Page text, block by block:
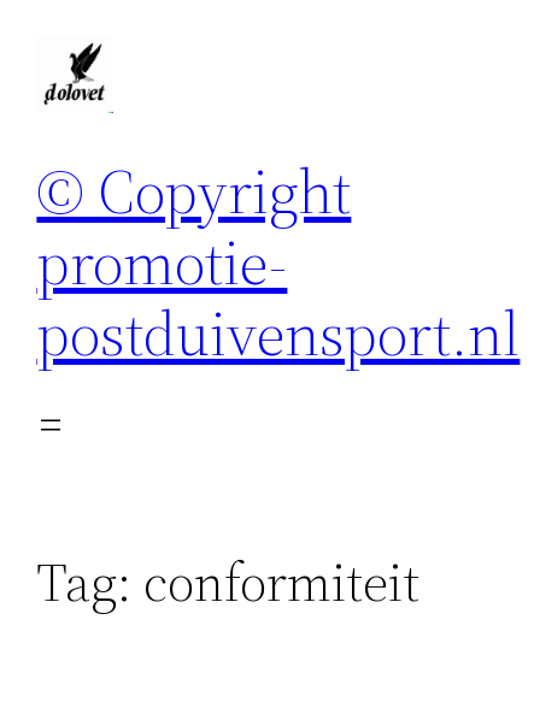
© Copyright
promotie-
postduivensport.nl
Tag: conformiteit